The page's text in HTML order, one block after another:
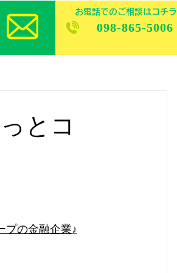
098-865-5006
お電話でのご相談はコチラ
とコ
プの金融企業♪